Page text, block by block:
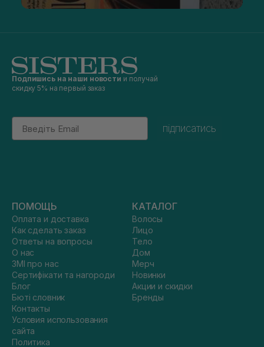
Подпишись на наши новости и получай
скидку 5% на первый заказ
Email
підписатись
ПОМОЩЬ
Оплата и доставка
Как сделать заказ
Ответы на вопросы
О нас
ЗМІ про нас
Сертифікати та нагороди
Блог
Бюті словник
Контакты
Условия использования
сайта
Политика
КАТАЛОГ
Волосы
Лицо
Тело
Дом
Мерч
Новинки
Акции и скидки
Бренды